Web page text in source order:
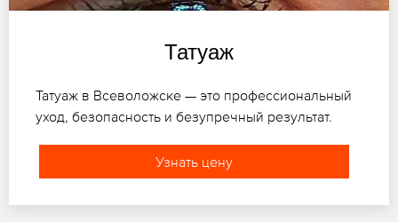
Татуаж
Татуаж в Всеволожске — это профессиональный
уход, безопасность и безупречный результат.
Узнать цену